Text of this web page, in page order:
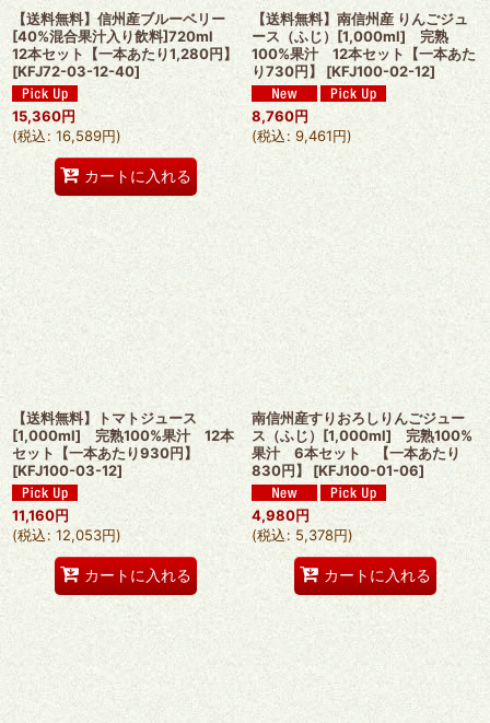
【送料無料】信州産ブルーベリー
[40%混合果汁入り飲料]720ml
12本セット【一本あたり1,280円】
[KFJ72-03-12-40]
15,360円
(税込: 16,589円)
カートに入れる
【送料無料】南信州産 りんごジュ
ース（ふじ）[1,000ml] 完熟
100%果汁 12本セット【一本あた
り730円】
[KFJ100-02-12]
8,760円
(税込: 9,461円)
【送料無料】トマトジュース
[1,000ml] 完熟100%果汁 12本
セット【一本あたり930円】
[KFJ100-03-12]
11,160円
(税込: 12,053円)
カートに入れる
南信州産すりおろしりんごジュー
ス（ふじ）[1,000ml] 完熟100%
果汁 6本セット 【一本あたり
830円】
[KFJ100-01-06]
4,980円
(税込: 5,378円)
カートに入れる